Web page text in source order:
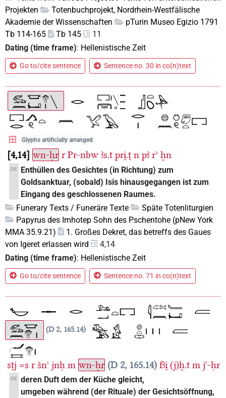
Projekten
Totenbuchprojekt, Nordrhein-Westfälische
Akademie der Wissenschaften
pTurin Museo Egizio 1791
Tb 114-165
Tb 145
11
Dating (time frame): Hellenistische Zeit
Go to/cite sentence Sentence no. 30 in co(n)text
Glyphs artificially arranged
4,14 wn-ḥr r Pr-nbw ꜣs.t pri̯.ṱ n pꜣ rʾ ḫn
DE
Enthüllen des Gesichtes (in Richtung) zum
Goldsanktuar, (sobald) Isis hinausgegangen ist zum
Eingang des geschlossenen Raumes.
Funerary Texts / Funeräre Texte
Späte Totenliturgien
Papyrus des Imhotep Sohn des Pschentohe (pNew York
MMA 35.9.21)
1. Großes Dekret, das betreffs des Gaues
von Igeret erlassen wird
4,14
Dating (time frame): Hellenistische Zeit
Go to/cite sentence Sentence no. 71 in co(n)text
D 2, 165.14
sṯj =s r šnꜥ jnḥ m wn-ḥr D 2, 165.14 fꜣi̯ (j)ḫ.t m jꜥ-ḥr
DE deren Duft dem der Küche gleicht,
umgeben während (der Rituale) der Gesichtsöffnung,